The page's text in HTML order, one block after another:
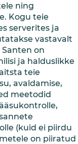
ning
Kogu teie
serverites ja
vastavalt
on
ja halduslikke
teie
avaldamise,
meetodid
(kuid ei piirdu
on piiratud